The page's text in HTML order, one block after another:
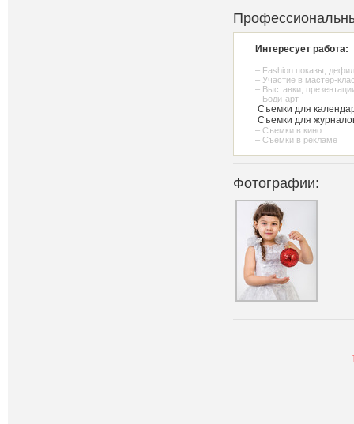
Интересует работа:
– Fashion показы,
– Участие в мастер-
– Выставки,
– Боди-арт
Съемки для
Съемки для
– Съемки в кино
– Съемки в рекламе
Фотографии: